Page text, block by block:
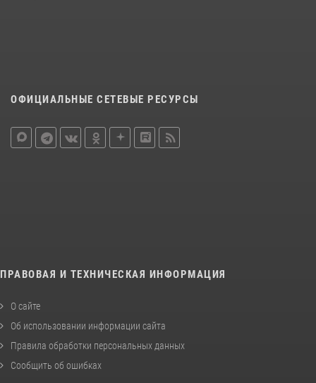
ОФИЦИАЛЬНЫЕ СЕТЕВЫЕ РЕСУРСЫ
ПРАВОВАЯ И ТЕХНИЧЕСКАЯ ИНФОРМАЦИЯ
О сайте
Об использовании информации сайта
Правила обработки персональных данных
Сообщить об ошибках